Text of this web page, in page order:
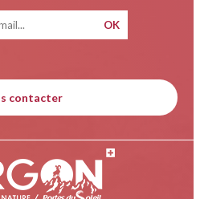
contacter